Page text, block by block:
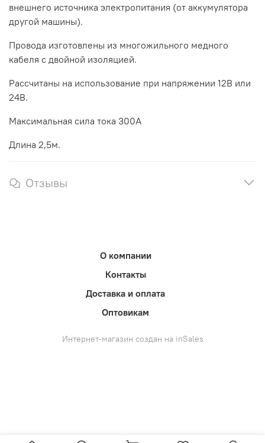
внешнего источника электропитания (от аккумулятора
другой машины).
Провода изготовлены из многожильного медного
кабеля с двойной изоляцией.
Рассчитаны на использование при напряжении 12В или
24В.
Максимальная сила тока 300А
Длина 2,5м.
Отзывы
О компании
Контакты
Доставка и оплата
Оптовикам
Интернет-магазин создан на inSales